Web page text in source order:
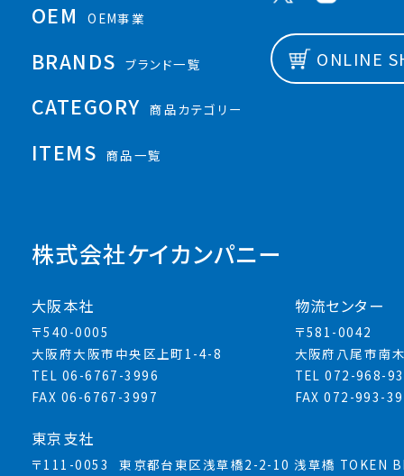
OEM OEM事業
BRANDS ブランド一覧
CATEGORY 商品カテゴリー
ITEMS 商品一覧
ONLINE
株式会社ケイカンパニー
大阪本社
〒540-0005
大阪府大阪市中央区上町1-4-8
TEL 06-6767-3996
FAX 06-6767-3997
物流センター
〒581-0042
大阪府八尾市南
TEL 072-968-
FAX 072-993-
東京支社
〒111-0053
東京都台東区浅草橋2-2-10 浅草橋 TOKEN